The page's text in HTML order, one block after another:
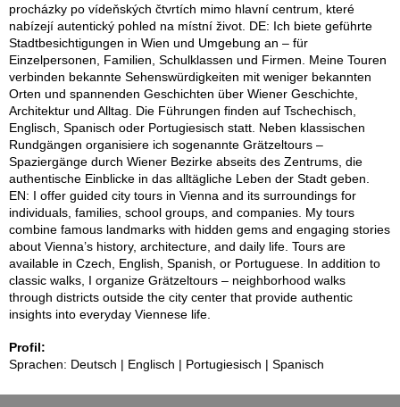
procházky po vídeňských čtvrtích mimo hlavní centrum, které
nabízejí autentický pohled na místní život. DE: Ich biete geführte
Stadtbesichtigungen in Wien und Umgebung an – für
Einzelpersonen, Familien, Schulklassen und Firmen. Meine Touren
verbinden bekannte Sehenswürdigkeiten mit weniger bekannten
Orten und spannenden Geschichten über Wiener Geschichte,
Architektur und Alltag. Die Führungen finden auf Tschechisch,
Englisch, Spanisch oder Portugiesisch statt. Neben klassischen
Rundgängen organisiere ich sogenannte Grätzeltours –
Spaziergänge durch Wiener Bezirke abseits des Zentrums, die
authentische Einblicke in das alltägliche Leben der Stadt geben.
EN: I offer guided city tours in Vienna and its surroundings for
individuals, families, school groups, and companies. My tours
combine famous landmarks with hidden gems and engaging stories
about Vienna’s history, architecture, and daily life. Tours are
available in Czech, English, Spanish, or Portuguese. In addition to
classic walks, I organize Grätzeltours – neighborhood walks
through districts outside the city center that provide authentic
insights into everyday Viennese life.
Profil:
Sprachen: Deutsch | Englisch | Portugiesisch | Spanisch